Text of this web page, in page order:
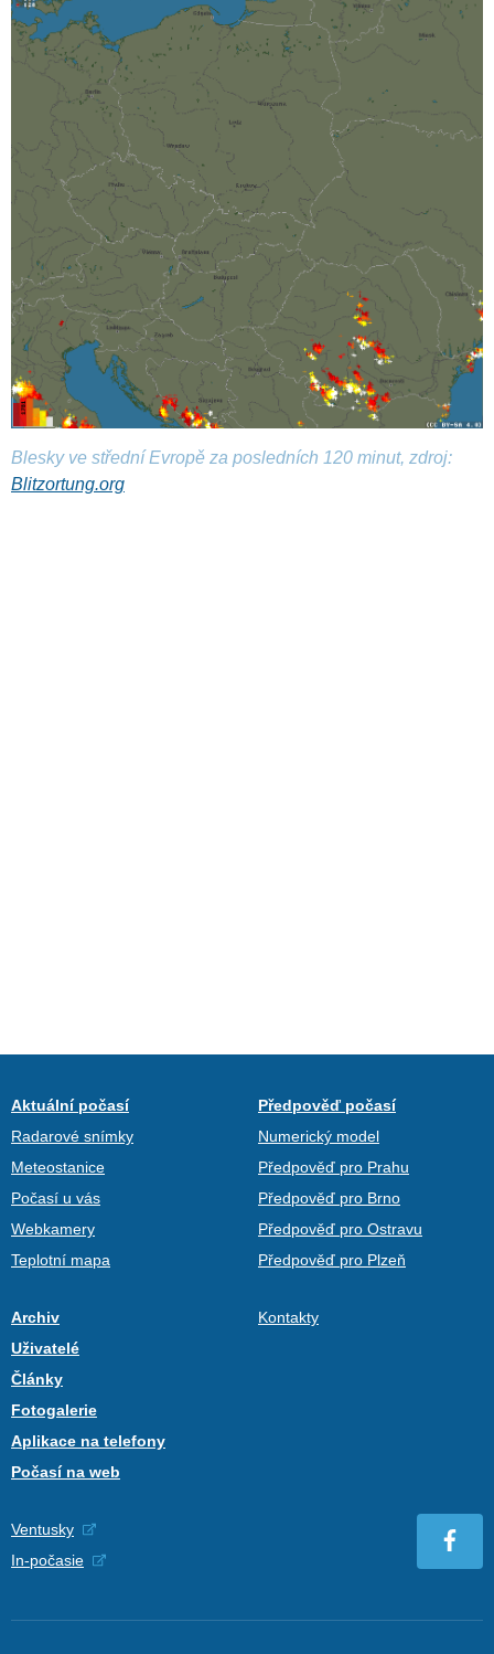
Blesky ve střední Evropě za posledních 120 minut, zdroj:
Blitzortung.org
Aktuální počasí
Radarové snímky
Meteostanice
Počasí u vás
Webkamery
Teplotní mapa
Předpověď počasí
Numerický model
Předpověď pro Prahu
Předpověď pro Brno
Předpověď pro Ostravu
Předpověď pro Plzeň
Archiv
Uživatelé
Články
Fotogalerie
Aplikace na telefony
Počasí na web
Kontakty
Ventusky
In-počasie